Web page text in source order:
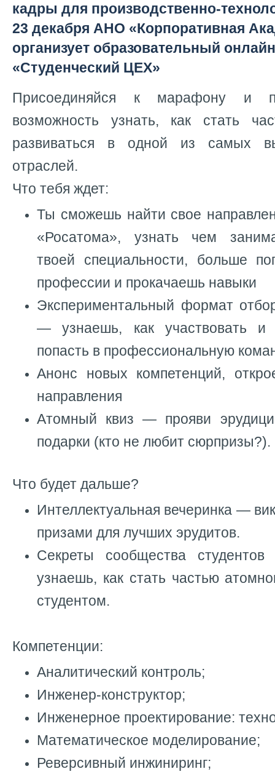
кадры для производственно-
23 декабря АНО «Корпоративная
организует образовательный
«Студенческий ЦЕХ»
Присоединяйся к марафону и
возможность узнать, как стать
развиваться в одной из самых
отраслей.
Что тебя ждет:
Ты сможешь найти свое
«Росатома», узнать чем
твоей специальности, больше
профессии и прокачаешь навыки
Экспериментальный формат
— узнаешь, как участвовать и
попасть в профессиональную
Анонс новых компетенций,
направления
Атомный квиз — прояви
подарки (кто не любит сюрпризы?).
Что будет дальше?
Интеллектуальная вечеринка —
призами для лучших эрудитов.
Секреты сообщества
узнаешь, как стать частью
студентом.
Компетенции:
Аналитический контроль;
Инженер-конструктор;
Инженерное проектирование:
Математическое моделирование;
Реверсивный инжиниринг;